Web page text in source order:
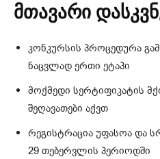
მთავარი
კონკურსის პროცედურა
ნაცვლად ერთი ეტაპი
მოქმედი სერტიფიკატის
შეღავათები აქვთ
რეგისტრაცია უფასოა
29 თებერვლის პერიოდში